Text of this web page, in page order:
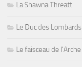
La Shawna Threatt
Le Duc des Lombards
Le faisceau de l'Arche